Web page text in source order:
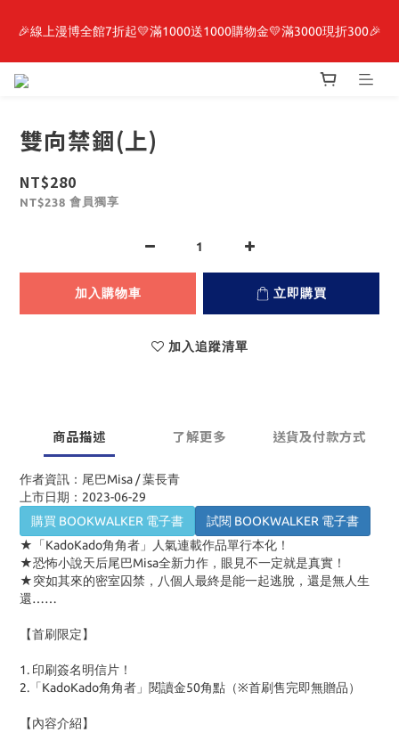
最新開賣🔥「全知讀者視角」 周邊商品
🎉線上漫博全館7折起💛滿1000送1000購物金💛滿3000現折300🎉
【抽籤堂】 影之強者、你又被殺了呢，偵探大人、約會大作戰、
最新開賣🔥「全知讀者視角」 周邊商品
雙向禁錮(上)
NT$280
NT$238 會員獨享
加入購物車 立即購買
加入追蹤清單
商品描述 了解更多 送貨及付款方式
作者資訊：尾巴Misa / 葉長青
上市日期：2023-06-29
購買 BOOKWALKER 電子書
試閱 BOOKWALKER 電子書
★「KadoKado角角者」人氣連載作品單行本化！
★恐怖小說天后尾巴Misa全新力作，眼見不一定就是真實！
★突如其來的密室囚禁，八個人最終是能一起逃脫，還是無人生
還……
【首刷限定】
1. 印刷簽名明信片！
2.「KadoKado角角者」閱讀金50角點（※首刷售完即無贈品）
【內容介紹】